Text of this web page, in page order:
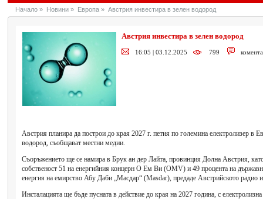
Начало » Новини » Европа » Австрия инвестира в зелен водород
Австрия инвестира в зелен водород
16:05 | 03.12.2025 799
Австрия планира да построи до края 2027 г. петия по големина електролизер в
водород, съобщават местни медии.
Съоръжението ще се намира в Брук ан дер Лайта, провинция Долна Австрия,
собственост 51 на енергийния концерн О Ем Ви (OMV) и 49 процента на
енергия на емирство Абу Даби „Масдар“ (Masdar), предаде Австрийското радио
Инсталацията ще бъде пусната в действие до края на 2027 година, с